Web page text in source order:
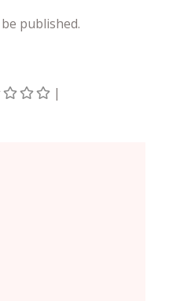
published.